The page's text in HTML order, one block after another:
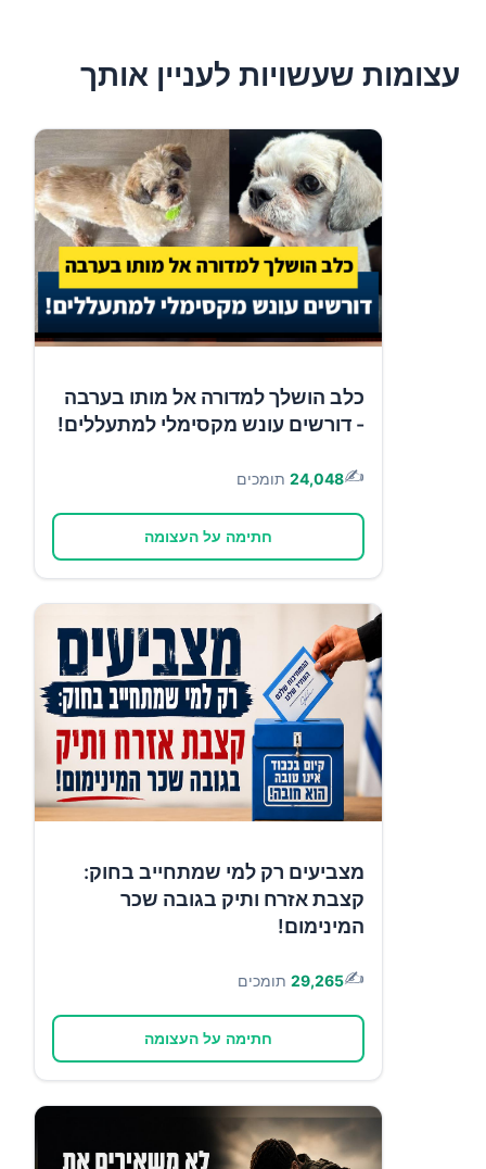
עצומות שעשויות לעניין אותך
כלב הושלך למדורה אל מותו בערבה
- דורשים עונש מקסימלי למתעללים!
✍️
24,048 תומכים
חתימה על העצומה
מצביעים רק למי שמתחייב בחוק:
קצבת אזרח ותיק בגובה שכר
המינימום!
✍️
29,265 תומכים
חתימה על העצומה